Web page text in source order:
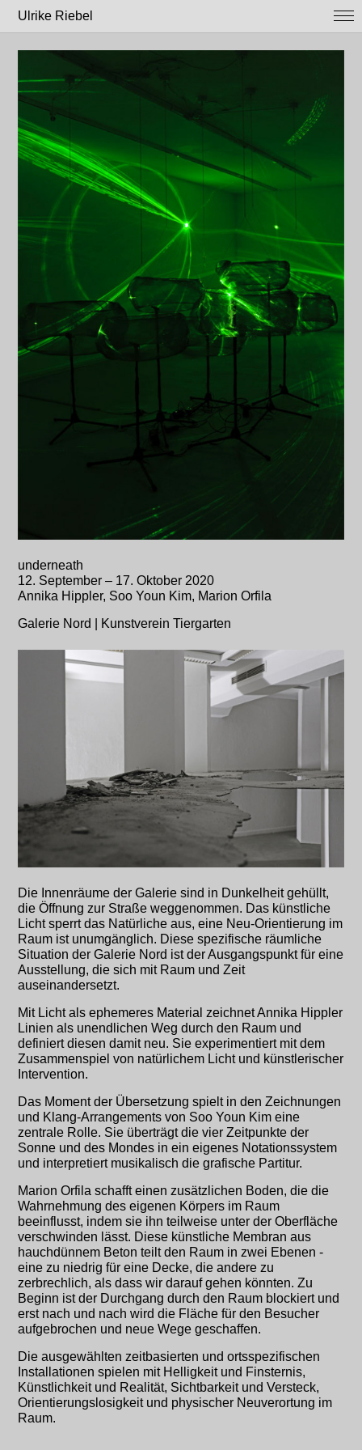
Ulrike Riebel
underneath
12. September – 17. Oktober 2020
Annika Hippler, Soo Youn Kim, Marion Orfila
Galerie Nord | Kunstverein Tiergarten
Die Innenräume der Galerie sind in Dunkelheit gehüllt,
die Öffnung zur Straße weggenommen. Das künstliche
Licht sperrt das Natürliche aus, eine Neu-Orientierung im
Raum ist unumgänglich. Diese spezifische räumliche
Situation der Galerie Nord ist der Ausgangspunkt für eine
Ausstellung, die sich mit Raum und Zeit
auseinandersetzt.
Mit Licht als ephemeres Material zeichnet Annika Hippler
Linien als unendlichen Weg durch den Raum und
definiert diesen damit neu. Sie experimentiert mit dem
Zusammenspiel von natürlichem Licht und künstlerischer
Intervention.
Das Moment der Übersetzung spielt in den Zeichnungen
und Klang-Arrangements von Soo Youn Kim eine
zentrale Rolle. Sie überträgt die vier Zeitpunkte der
Sonne und des Mondes in ein eigenes Notationssystem
und interpretiert musikalisch die grafische Partitur.
Marion Orfila schafft einen zusätzlichen Boden, die die
Wahrnehmung des eigenen Körpers im Raum
beeinflusst, indem sie ihn teilweise unter der Oberfläche
verschwinden lässt. Diese künstliche Membran aus
hauchdünnem Beton teilt den Raum in zwei Ebenen -
eine zu niedrig für eine Decke, die andere zu
zerbrechlich, als dass wir darauf gehen könnten. Zu
Beginn ist der Durchgang durch den Raum blockiert und
erst nach und nach wird die Fläche für den Besucher
aufgebrochen und neue Wege geschaffen.
Die ausgewählten zeitbasierten und ortsspezifischen
Installationen spielen mit Helligkeit und Finsternis,
Künstlichkeit und Realität, Sichtbarkeit und Versteck,
Orientierungslosigkeit und physischer Neuverortung im
Raum.